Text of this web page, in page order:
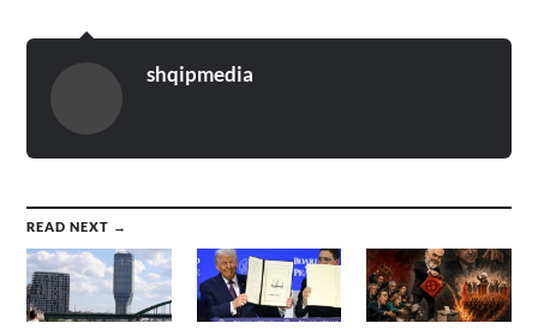
shqipmedia
READ NEXT →